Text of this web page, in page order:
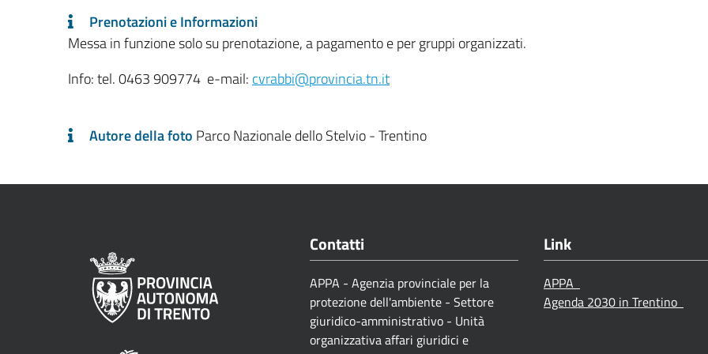
Prenotazioni e Informazioni
Messa in funzione solo su prenotazione, a pagamento e per gruppi organizzati.
Info: tel. 0463 909774 e-mail: cvrabbi@provincia.tn.it
Autore della foto Parco Nazionale dello Stelvio - Trentino
Contatti
APPA - Agenzia provinciale per la
protezione dell'ambiente - Settore
giuridico-amministrativo - Unità
organizzativa affari giuridici e
Link
APPA
Agenda 2030 in Trentino